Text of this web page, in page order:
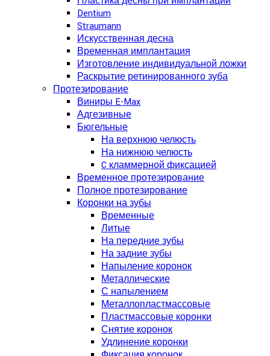
Dentium
Straumann
Искусственная десна
Временная имплантация
Изготовление индивидуальной ложки
Раскрытие ретинированного зуба
Протезирование
Виниры E-Max
Адгезивные
Бюгельные
На верхнюю челюсть
На нижнюю челюсть
C кламмерной фиксацией
Временное протезирование
Полное протезирование
Коронки на зубы
Временные
Литые
На передние зубы
На задние зубы
Напыление коронок
Металлические
С напылением
Металлопластмассовые
Пластмассовые коронки
Снятие коронок
Удлинение коронки